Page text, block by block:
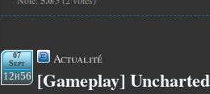
07
Sept
12h56
Actualité
[Gameplay]